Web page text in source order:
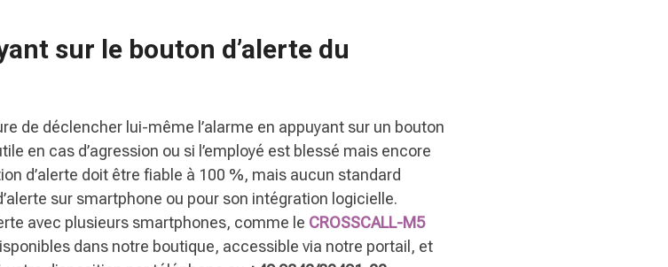
sur le bouton d’alerte du
de déclencher lui-même l’alarme en appuyant sur un bouton
en cas d’agression ou si l’employé est blessé mais encore
d’alerte doit être fiable à 100 %, mais aucun standard
sur smartphone ou pour son intégration logicielle.
avec plusieurs smartphones, comme le CROSSCALL-M5
dans notre boutique, accessible via notre portail, et